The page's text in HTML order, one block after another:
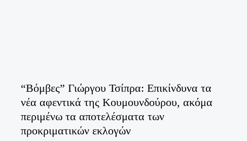
“Βόμβες” Γιώργου Τσίπρα: Επικίνδυνα τα
νέα αφεντικά της Κουμουνδούρου, ακόμα
περιμένω τα αποτελέσματα των
προκριματικών εκλογών